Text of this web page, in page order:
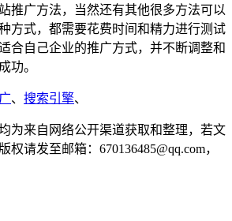
推广方法，当然还有其他很多方法可以
方式，都需要花费时间和精力进行测试
合自己企业的推广方式，并不断调整和
功。
、 搜索引擎、
为来自网络公开渠道获取和整理，若文
请发至邮箱：670136485@qq.com，